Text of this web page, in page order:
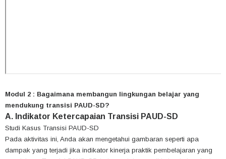
Modul 2 : Bagaimana membangun lingkungan belajar yang
mendukung transisi PAUD-SD?
A. Indikator Ketercapaian Transisi PAUD-SD
Studi Kasus Transisi PAUD-SD
Pada aktivitas ini, Anda akan mengetahui gambaran seperti apa
dampak yang terjadi jika indikator kinerja praktik pembelajaran yang